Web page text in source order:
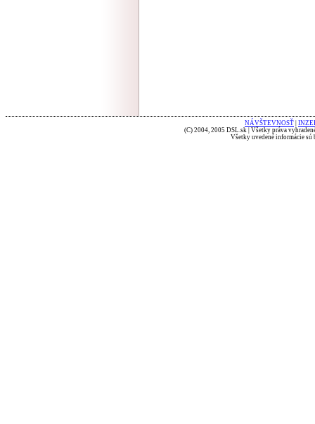
NÁVŠTEVNOSŤ
(C) 2004, 2005 DSL.sk | Všetky práva
Všetky uvedené informácie sú